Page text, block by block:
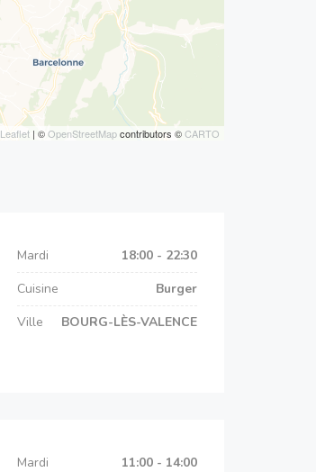
Leaflet | ©OpenStreetMapcontributors ©CARTO
Mardi
18:00 - 22:30
Cuisine
Burger
Ville
BOURG-LÈS-VALENCE
Mardi
11:00 - 14:00